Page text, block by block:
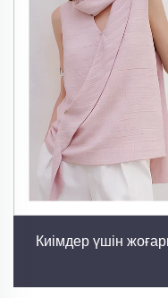
өсімдігінен
таза пәтерлер мен
элементіне
ауылшаруашылығын
ретінде қабылдап
Standard), OEKO-
сертификаттарын
мата Жер шары үшін
кепілдік береміз.
ластауды
Киімдер үшін